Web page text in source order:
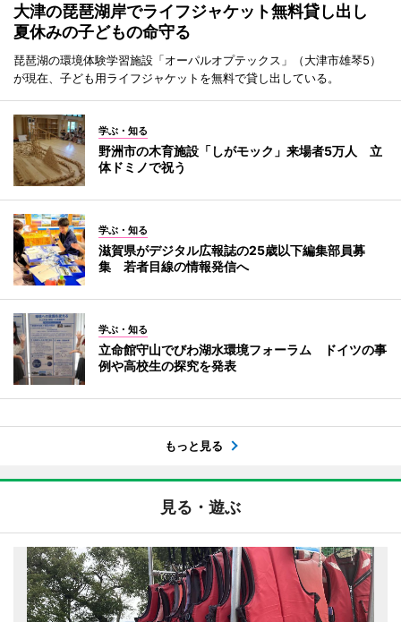
大津の琵琶湖岸でライフジャケット無料貸し出し
夏休みの子どもの命守る
琵琶湖の環境体験学習施設「オーパルオプテックス」（大津市雄琴5）
が現在、子ども用ライフジャケットを無料で貸し出している。
学ぶ・知る
野洲市の木育施設「しがモック」来場者5万人 立
体ドミノで祝う
学ぶ・知る
滋賀県がデジタル広報誌の25歳以下編集部員募
集 若者目線の情報発信へ
学ぶ・知る
立命館守山でびわ湖水環境フォーラム ドイツの事
例や高校生の探究を発表
もっと見る
見る・遊ぶ